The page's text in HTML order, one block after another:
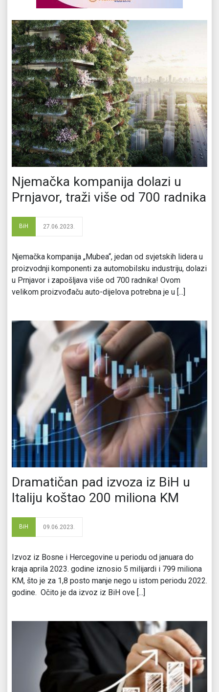
Njemačka kompanija dolazi u
Prnjavor, traži više od 700 radnika
BiH 27.06.2023.
Njemačka kompanija „Mubea“, jedan od svjetskih lidera u
proizvodnji komponenti za automobilsku industriju, dolazi
u Prnjavor i zapošljava više od 700 radnika! Ovom
velikom proizvođaču auto-dijelova potrebna je u [...]
Dramatičan pad izvoza iz BiH u
Italiju koštao 200 miliona KM
BiH 09.06.2023.
Izvoz iz Bosne i Hercegovine u periodu od januara do
kraja aprila 2023. godine iznosio 5 milijardi i 799 miliona
KM, što je za 1,8 posto manje nego u istom periodu 2022.
godine. Očito je da izvoz iz BiH ove [...]